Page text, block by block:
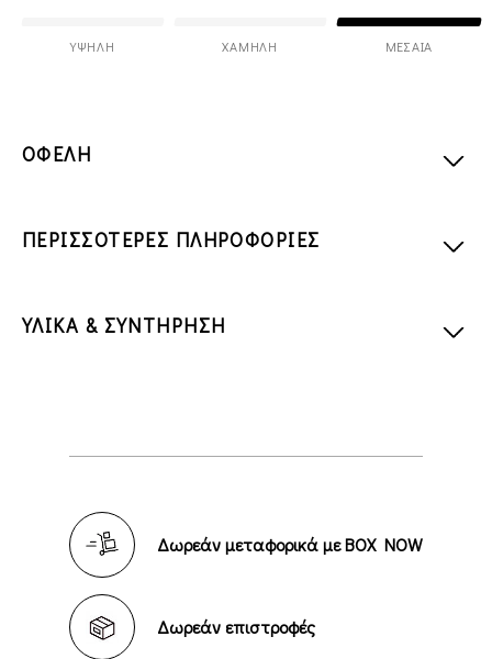
ΥΨΗΛΉ ΧΑΜΗΛΉ ΜΕΣΑΊΑ
ΟΦΕΛΗ
ΠΕΡΙΣΣΟΤΕΡΕΣ ΠΛΗΡΟΦΟΡΙΕΣ
ΥΛΙΚΑ & ΣΥΝΤΗΡΗΣΗ
Δωρεάν μεταφορικά με BOX NOW
Δωρεάν επιστροφές